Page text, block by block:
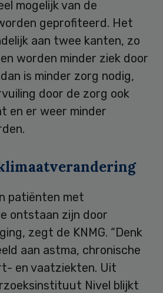
mogelijk van de
geprofiteerd. Het
aan twee kanten, zo
worden minder ziek door
is minder zorg nodig,
door de zorg ook
en er weer minder
patiënten met
ontstaan zijn door
zegt de KNMG. “Denk
aan astma, chronische
en vaatziekten. Uit
Nivel blijkt